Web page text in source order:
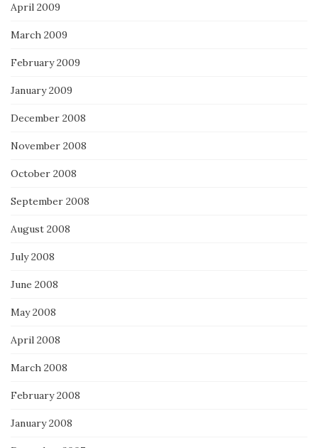
April 2009
March 2009
February 2009
January 2009
December 2008
November 2008
October 2008
September 2008
August 2008
July 2008
June 2008
May 2008
April 2008
March 2008
February 2008
January 2008